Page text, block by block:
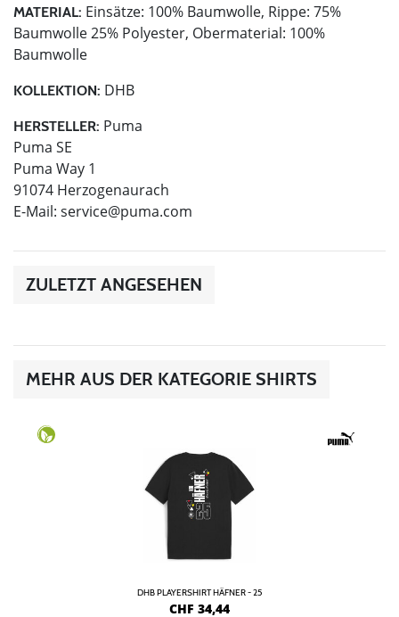
MATERIAL: Einsätze: 100% Baumwolle, Rippe: 75%
Baumwolle 25% Polyester, Obermaterial: 100%
Baumwolle
KOLLEKTION: DHB
HERSTELLER: Puma
Puma SE
Puma Way 1
91074 Herzogenaurach
E-Mail: service@puma.com
ZULETZT ANGESEHEN
MEHR AUS DER KATEGORIE SHIRTS
DHB PLAYERSHIRT HÄFNER - 25
CHF 34,44